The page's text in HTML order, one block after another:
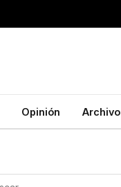
Opinión Archivo